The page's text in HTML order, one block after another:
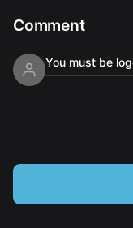
Comment
You must be